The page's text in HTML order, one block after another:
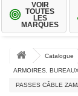
VOIR
TOUTES
LES
MARQUES
Catalogue
ARMOIRES,
PASSES CÂBLE